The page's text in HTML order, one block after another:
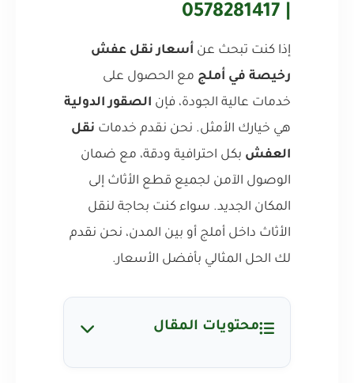
إذا كنت تبحث عن أسعار نقل عفش
رخيصة في أملج مع الحصول على
خدمات عالية الجودة، فإن الصقور الدولية
هي خيارك الأمثل. نحن نقدم خدمات نقل
العفش بكل احترافية ودقة، مع ضمان
الوصول الآمن لجميع قطع الأثاث إلى
المكان الجديد. سواء كنت بحاجة لنقل
الأثاث داخل أملج أو بين المدن، نحن نقدم
لك الحل المثالي بأفضل الأسعار.
محتويات المقال